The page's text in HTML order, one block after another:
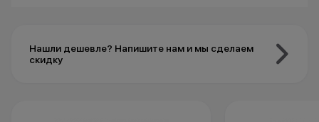
Нашли дешевле? Напишите нам и мы сделаем
скидку